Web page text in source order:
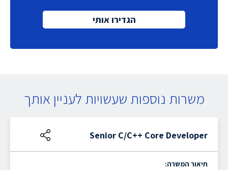
הגדירו אותי
משרות נוספות שעשויות לעניין אותך
Senior C/C++ Core Developer
תיאור המשרה: